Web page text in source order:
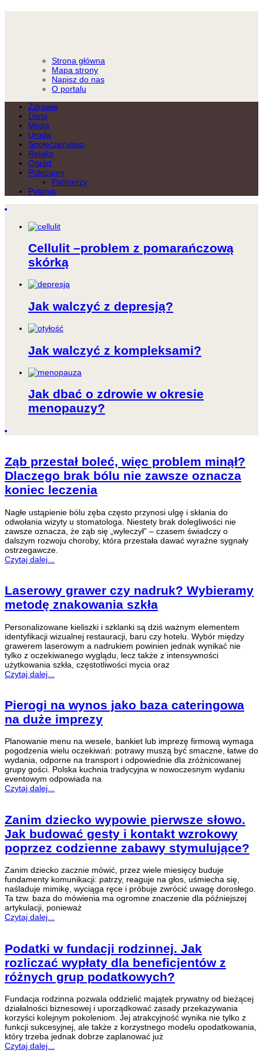
Strona główna
Mapa strony
Napisz do nas
O portalu
Zdrowie
Dieta
Moda
Uroda
Społeczeństwo
Relaks
Ogród
Polecamy
Partnerzy
Pytania
Cellulit –problem z pomarańczową
skórką
Jak walczyć z depresją?
Jak walczyć z kompleksami?
Jak dbać o zdrowie w okresie
menopauzy?
Ząb przestał boleć, więc problem minął?
Dlaczego brak bólu nie zawsze oznacza
koniec leczenia
Nagłe ustąpienie bólu zęba często przynosi ulgę i skłania do
odwołania wizyty u stomatologa. Niestety brak dolegliwości nie
zawsze oznacza, że ząb się „wyleczył” – czasem świadczy o
dalszym rozwoju choroby, która przestała dawać wyraźne sygnały
ostrzegawcze.
Czytaj dalej...
Laserowy grawer czy nadruk? Wybieramy
metodę znakowania szkła
Personalizowane kieliszki i szklanki są dziś ważnym elementem
identyfikacji wizualnej restauracji, baru czy hotelu. Wybór między
grawerem laserowym a nadrukiem powinien jednak wynikać nie
tylko z oczekiwanego wyglądu, lecz także z intensywności
użytkowania szkła, częstotliwości mycia oraz
Czytaj dalej...
Pierogi na wynos jako baza cateringowa
na duże imprezy
Planowanie menu na wesele, bankiet lub imprezę firmową wymaga
pogodzenia wielu oczekiwań: potrawy muszą być smaczne, łatwe do
wydania, odporne na transport i odpowiednie dla zróżnicowanej
grupy gości. Polska kuchnia tradycyjna w nowoczesnym wydaniu
eventowym odpowiada na
Czytaj dalej...
Zanim dziecko wypowie pierwsze słowo.
Jak budować gesty i kontakt wzrokowy
poprzez codzienne zabawy stymulujące?
Zanim dziecko zacznie mówić, przez wiele miesięcy buduje
fundamenty komunikacji: patrzy, reaguje na głos, uśmiecha się,
naśladuje mimikę, wyciąga ręce i próbuje zwrócić uwagę dorosłego.
Ta tzw. baza do mówienia ma ogromne znaczenie dla późniejszej
artykulacji, ponieważ
Czytaj dalej...
Podatki w fundacji rodzinnej. Jak
rozliczać wypłaty dla beneficjentów z
różnych grup podatkowych?
Fundacja rodzinna pozwala oddzielić majątek prywatny od bieżącej
działalności biznesowej i uporządkować zasady przekazywania
korzyści kolejnym pokoleniom. Jej atrakcyjność wynika nie tylko z
funkcji sukcesyjnej, ale także z korzystnego modelu opodatkowania,
który trzeba jednak dobrze zaplanować już
Czytaj dalej...